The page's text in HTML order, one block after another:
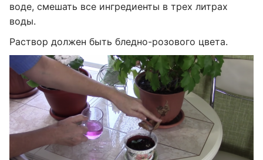
воде, смешать все ингредиенты в трех литрах
воды.
Раствор должен быть бледно-розового цвета.